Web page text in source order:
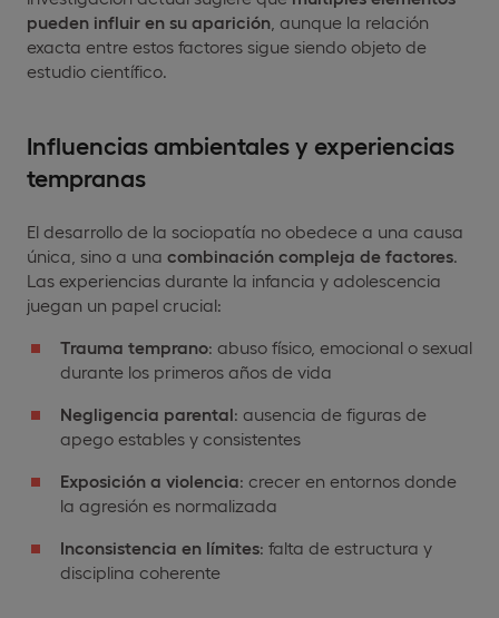
pueden influir en su aparición , aunque la relación
exacta entre estos factores sigue siendo objeto de
estudio científico.
Influencias ambientales y experiencias
tempranas
El desarrollo de la sociopatía no obedece a una causa
única, sino a una combinación compleja de factores.
Las experiencias durante la infancia y adolescencia
juegan un papel crucial:
Trauma temprano: abuso físico, emocional o sexual
durante los primeros años de vida
Negligencia parental: ausencia de figuras de
apego estables y consistentes
Exposición a violencia: crecer en entornos donde
la agresión es normalizada
Inconsistencia en límites: falta de estructura y
disciplina coherente